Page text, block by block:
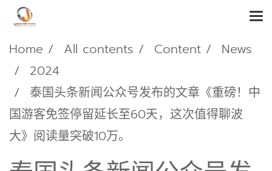
Home All contents Content
News
2024
泰国头条新闻公众号发布的文章《重磅！中
国游客免签停留延长至60天，这次值得聊波
大》阅读量突破10万。